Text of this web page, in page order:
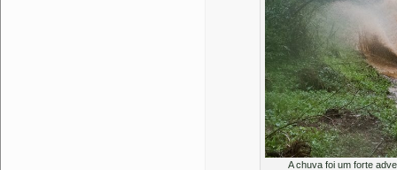
A chuva foi um forte